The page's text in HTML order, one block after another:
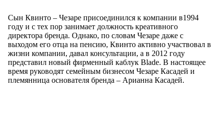
Сын Квинто – Чезаре присоединился к компании в1994
году и с тех пор занимает должность креативного
директора бренда. Однако, по словам Чезаре даже с
выходом его отца на пенсию, Квинто активно участвовал в
жизни компании, давал консультации, а в 2012 году
представил новый фирменный каблук Blade. В настоящее
время руководят семейным бизнесом Чезаре Касадей и
племянница основателя бренда – Арианна Касадей.